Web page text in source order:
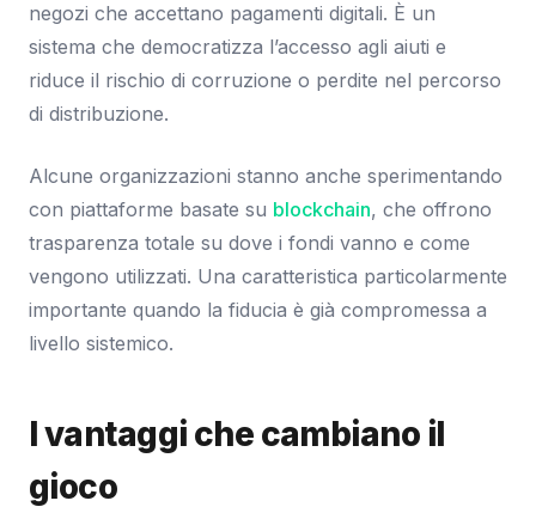
negozi che accettano pagamenti digitali. È un
sistema che democratizza l’accesso agli aiuti e
riduce il rischio di corruzione o perdite nel percorso
di distribuzione.
Alcune organizzazioni stanno anche sperimentando
con piattaforme basate su blockchain, che offrono
trasparenza totale su dove i fondi vanno e come
vengono utilizzati. Una caratteristica particolarmente
importante quando la fiducia è già compromessa a
livello sistemico.
I vantaggi che cambiano il
gioco